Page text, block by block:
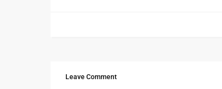
Leave Comment